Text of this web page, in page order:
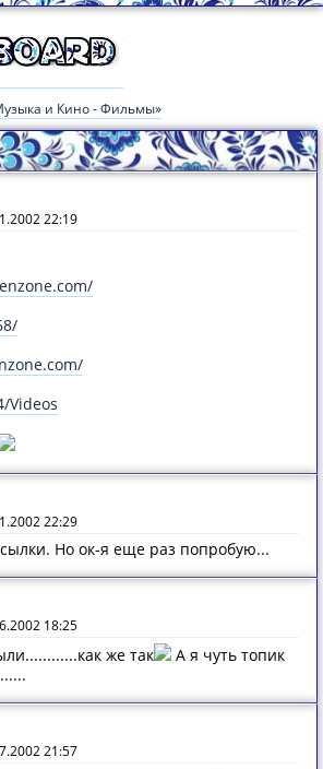
и Кино - Фильмы»
22:19
Videos
22:29
Но ок-я еще раз попробую...
18:25
же так
А я чуть топик
21:57